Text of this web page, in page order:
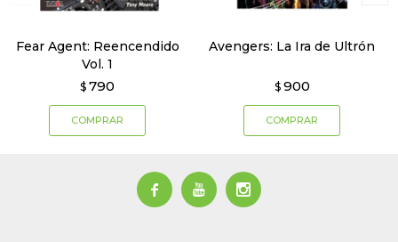
Fear Agent: Reencendido
Vol. 1
$ 790
Avengers: La Ira de Ultrón
$ 900
  